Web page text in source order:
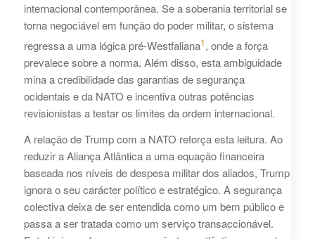
internacional contemporânea. Se a soberania territorial se
torna negociável em função do poder militar, o sistema
regressa a uma lógica pré-Westfaliana1, onde a força
prevalece sobre a norma. Além disso, esta ambiguidade
mina a credibilidade das garantias de segurança
ocidentais e da NATO e incentiva outras potências
revisionistas a testar os limites da ordem internacional.
A relação de Trump com a NATO reforça esta leitura. Ao
reduzir a Aliança Atlântica a uma equação financeira
baseada nos níveis de despesa militar dos aliados, Trump
ignora o seu carácter político e estratégico. A segurança
colectiva deixa de ser entendida como um bem público e
passa a ser tratada como um serviço transaccionável.